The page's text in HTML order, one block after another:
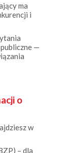
i
—
w
– dla